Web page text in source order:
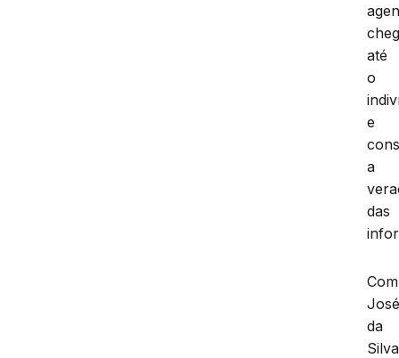
até
o
e
a
das
Com
da
Silva